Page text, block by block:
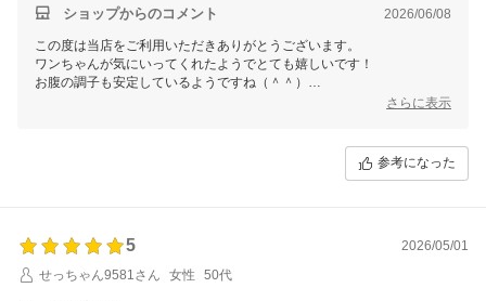
ショップからのコメント 2026/06/08
この度は当店をご利用いただきありがとうございます。
ワンちゃんが気にいってくれたようでとても嬉しいです！
お腹の調子も安定しているようですね（＾＾）
さらに表示
参考になった
5
2026/05/01
せっちゃん9581さん
女性 50代